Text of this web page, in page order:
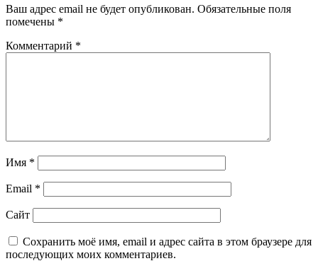
Ваш адрес email не будет опубликован. Обязательные поля
помечены *
Комментарий *
Имя *
Email *
Сайт
Сохранить моё имя, email и адрес сайта в этом браузере для
последующих моих комментариев.